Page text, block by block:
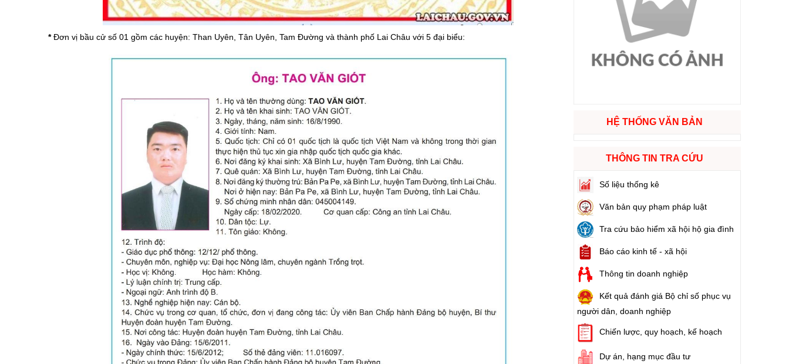
Chuyên đề tổng hợp Giảm nghèo bền vững
Bầu cử đại biểu Quốc hội khóa XVI và đại biểu Hội đồng nhân dân các cấp nhiệm kỳ 2026 - 2031
Người Việt Nam ưu tiên dùng hàng Việt Nam
Điểm báo
Phóng sự ảnh
*Đơn vị bầu cử số 01 gồm các huyện: Than Uyên, Tân Uyên, Tam Đường và thành phố Lai Châu với 5 đại biểu:
HỆ THỐNG VĂN BẢN
THÔNG TIN TRA CỨU
Số liệu thống kê
Văn bản quy phạm pháp luật
Tra cứu bảo hiểm xã hội hộ gia đình
Báo cáo kinh tế - xã hội
Thông tin doanh nghiệp
Kết quả đánh giá Bộ chỉ số phục vụ
người dân, doanh nghiệp
Chiến lược, quy hoạch, kế hoạch
Dự án, hạng mục đầu tư